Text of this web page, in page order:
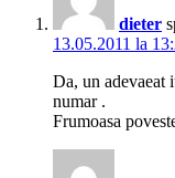
dieter
13.05.2011 la
Da, un adevaeat
numar .
Frumoasa